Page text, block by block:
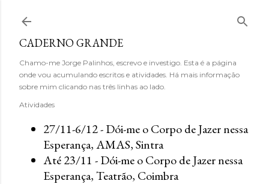
CADERNO GRANDE
Chamo-me Jorge Palinhos, escrevo e investigo. Esta é a página
onde vou acumulando escritos e atividades. Há mais informação
sobre mim clicando nas três linhas ao lado.
Atividades
27/11-6/12 - Dói-me o Corpo de Jazer nessa
Esperança, AMAS, Sintra
Até 23/11 - Dói-me o Corpo de Jazer nessa
Esperança, Teatrão, Coimbra